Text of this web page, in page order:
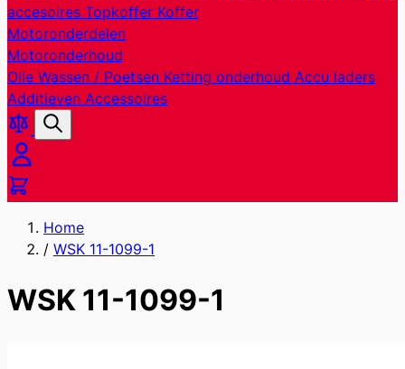
accesoires Topkoffer Koffer
Motoronderdelen
Motoronderhoud
Olie Wassen / Poetsen Ketting onderhoud Accu laders
Additieven Accessoires
Producten
vergelijken
Zoek
Cart
Home
/ WSK 11-1099-1
WSK 11-1099-1